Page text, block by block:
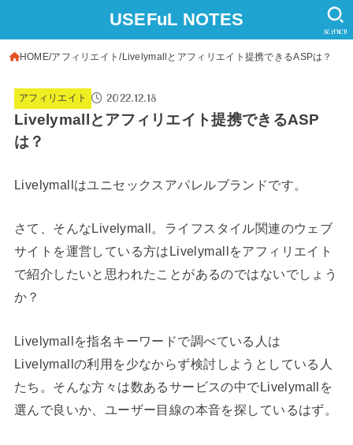
USEFuL NOTES
SEARCH
HOME アフィリエイト Livelymallとアフィリエイト提携できるASPは？
アフィリエイト 2022.12.18
Livelymallとアフィリエイト提携できるASP
は？
Livelymallはユニセックスアパレルブランドです。
さて、そんなLivelymall。ライフスタイル関連のウェブ
サイトを運営している方はLivelymallをアフィリエイト
で紹介したいと思われたことがあるのではないでしょう
か？
Livelymallを指名キーワードで調べている人は
Livelymallの利用を少なからず検討しようとしている人
たち。そんな方々は数あるサービスの中でLivelymallを
選んで良いか、ユーザー目線の本音を探しているはず。